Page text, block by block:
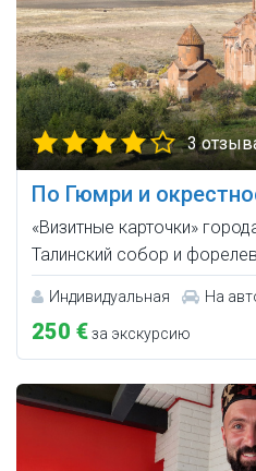
3
По Гюмри и
«Визитные карточки»
Талинский собор и
Индивидуальная На
250 €за экскурсию